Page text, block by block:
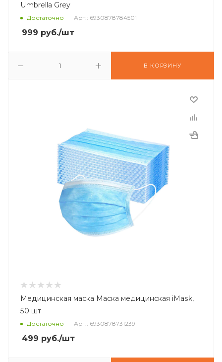
Umbrella Grey
Достаточно Арт.: 6930878784501
999 руб./шт
В КОРЗИНУ
Медицинская маска Маска медицинская iMask,
50 шт
Достаточно Арт.: 6930878731239
499 руб./шт